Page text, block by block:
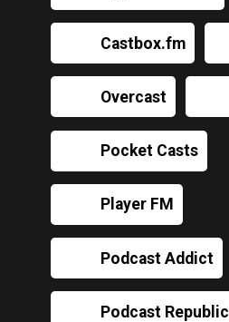
Castbox.fm
Overcast
Pocket Casts
Player FM
Podcast Addict
Podcast Republic